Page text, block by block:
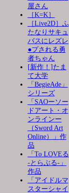
屋さん
［K=K］
［Live2D］ふ
たなりサキュ
バスにレズレ
●プされる勇
者ちゃん
[新作！]たま
て大学
「BegieAde」
シリーズ
「SAOーソー
ドアート・オ
ンラインー
（Sword Art
Online）」作
品
「To LOVEる
-とらぶる-」
作品
「アイドルマ
スターシャイ